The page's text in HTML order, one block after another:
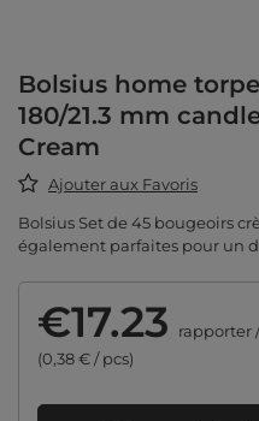
Bolsius home
180/21.3 mm
Cream
Ajouter aux Favoris
Bolsius Set de 45 bougeoirs
également parfaites pour un
€17.23 rapporter
(0,38 € / pcs)